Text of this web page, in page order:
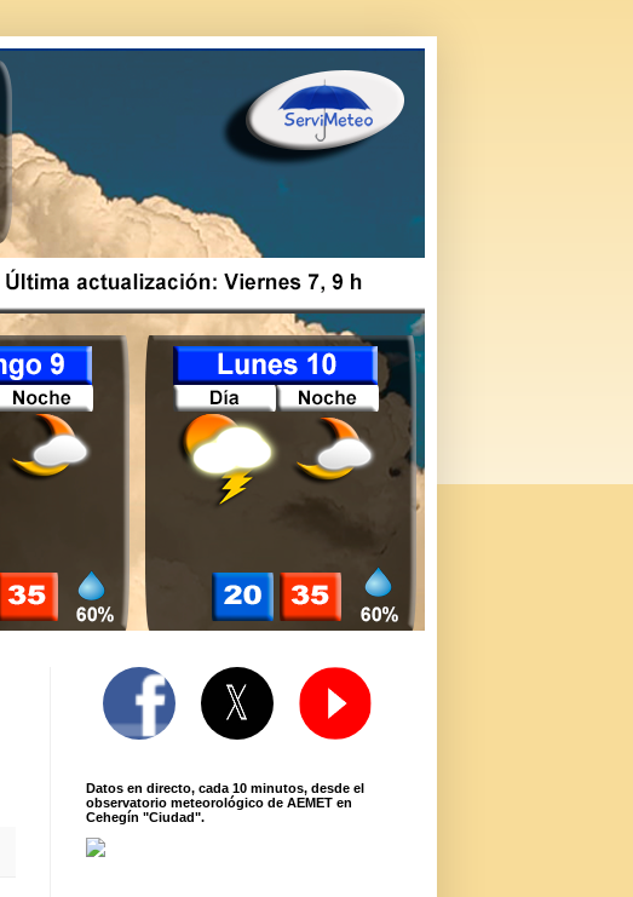
Datos en directo, cada 10 minutos, desde el
observatorio meteorológico de AEMET en
Cehegín "Ciudad".